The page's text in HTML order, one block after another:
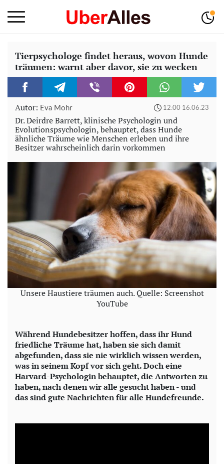
Tierpsychologe findet heraus, wovon Hunde
träumen: warnt aber davor, sie zu wecken
Autor: Eva Mohr 12:00 16.06.23
Dr. Deirdre Barrett, klinische Psychologin und
Evolutionspsychologin, behauptet, dass Hunde
ähnliche Träume wie Menschen erleben und ihre
Besitzer wahrscheinlich darin vorkommen
Unsere Haustiere träumen auch. Quelle: Screenshot
YouTube
Während Hundebesitzer hoffen, dass ihr Hund
friedliche Träume hat, haben sie sich damit
abgefunden, dass sie nie wirklich wissen werden,
was in seinem Kopf vor sich geht. Doch eine
Harvard-Psychologin behauptet, die Antworten zu
haben, nach denen wir alle gesucht haben - und
das sind gute Nachrichten für alle Hundefreunde.